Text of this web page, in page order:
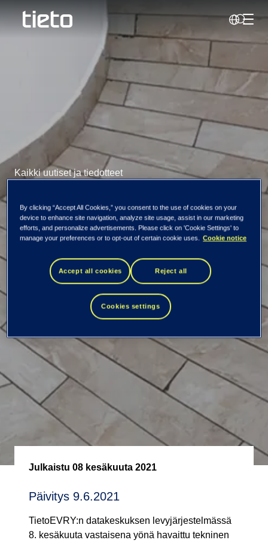
Haku
Kaikki uutiset ja tiedotteet
Datakeskuksen
levyjärjestelmässä
havaittu ongelma
on korjattu
Julkaistu 08 kesäkuuta 2021
Päivitys 9.6.2021
TietoEVRY:n datakeskuksen levyjärjestelmässä
8. kesäkuuta vastaisena yönä havaittu tekninen
By clicking “Accept All Cookies,” you consent to the use of cookies on your
device to enhance site navigation, analyze site usage, assist in our marketing
efforts, and personalize advertisements. Please click on 'Cookie Settings' to
manage your preferences or to opt-out of certain cookie uses.
Cookie notice
Accept all cookies Reject all
Cookies settings